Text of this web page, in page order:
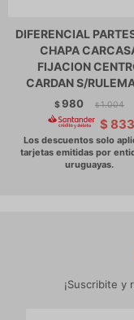
DIFERENCIAL
CHAPA
FIJACION
CARDAN S/
$980 $ 1.004
$ 833
¡Suscribite y